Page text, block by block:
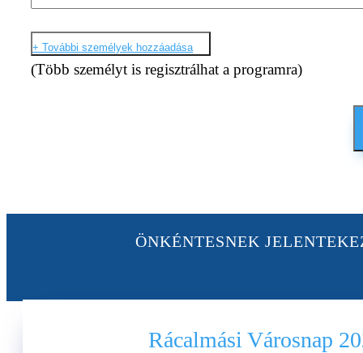
+ További személyek hozzáadása
(Több személyt is regisztrálhat a programra)
ÖNKÉNTESNEK
Rácalmási Városnap